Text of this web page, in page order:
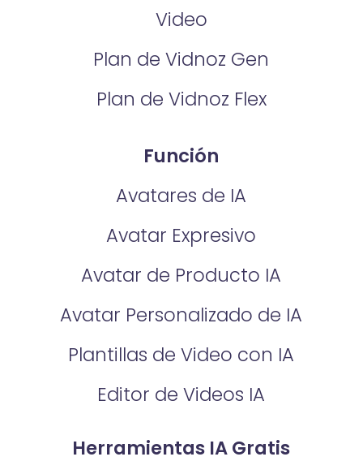
Video
Plan de Vidnoz Gen
Plan de Vidnoz Flex
Función
Avatares de IA
Avatar Expresivo
Avatar de Producto IA
Avatar Personalizado de IA
Plantillas de Video con IA
Editor de Videos IA
Herramientas IA Gratis